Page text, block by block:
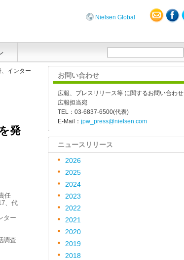
Nielsen Global
インター
発
任
、代
ター
調査
お問い合わせ
広報、プレスリリース等 に関するお問い合わせ
広報担当宛
TEL：03-6837-6500(代表)
E-Mail： jpw_press@nielsen.com
ニュースリリース
2026
2025
2024
2023
2022
2021
2020
2019
2018